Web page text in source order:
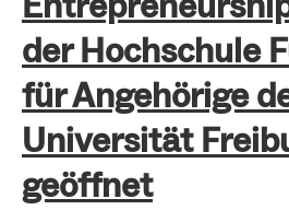
der Hochschule
für Angehörige
Universität
geöffnet
geöffnet